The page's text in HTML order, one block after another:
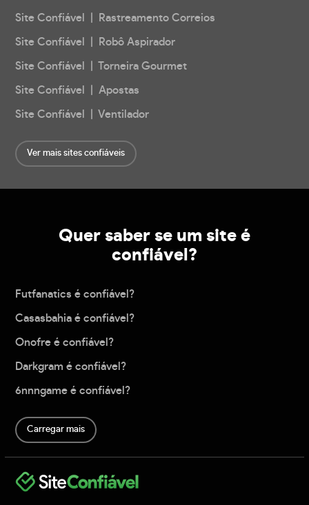
Site Confiável | Rastreamento Correios
Site Confiável | Robô Aspirador
Site Confiável | Torneira Gourmet
Site Confiável | Apostas
Site Confiável | Ventilador
Ver mais sites confiáveis
Quer saber se um site é
confiável?
Futfanatics é confiável?
Casasbahia é confiável?
Onofre é confiável?
Darkgram é confiável?
6nnngame é confiável?
Carregar mais